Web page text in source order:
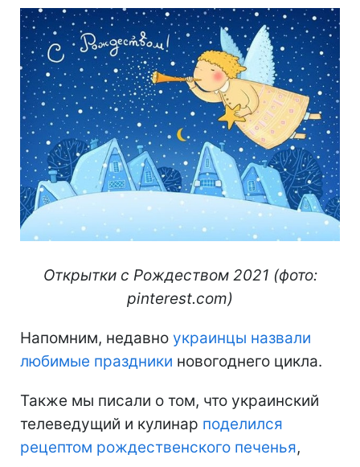
Открытки с Рождеством 2021 (фото:
pinterest.com)
Напомним, недавно украинцы назвали
любимые праздники новогоднего цикла.
Также мы писали о том, что украинский
телеведущий и кулинар поделился
рецептом рождественского печенья,